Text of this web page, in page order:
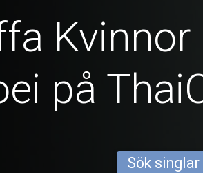
på
Sök singlar